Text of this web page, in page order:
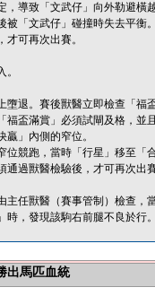
，導致「文武仔」向外勒避
「文武仔」碰撞時失去平衡
可再次出賽。
退。賽後獸醫立即檢查「福
盃滿賞」必須試閘及格，並
」內側的窄位。
競跑，當時「行星」移至「
過獸醫檢驗後，才可再次出賽
任獸醫（賽事管制）檢查，
時，發現該駒右前腿不良於
出馬匹血統